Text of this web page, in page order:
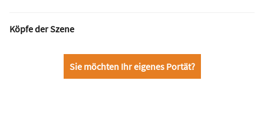
Köpfe der Szene
Sie möchten Ihr eigenes Portät?